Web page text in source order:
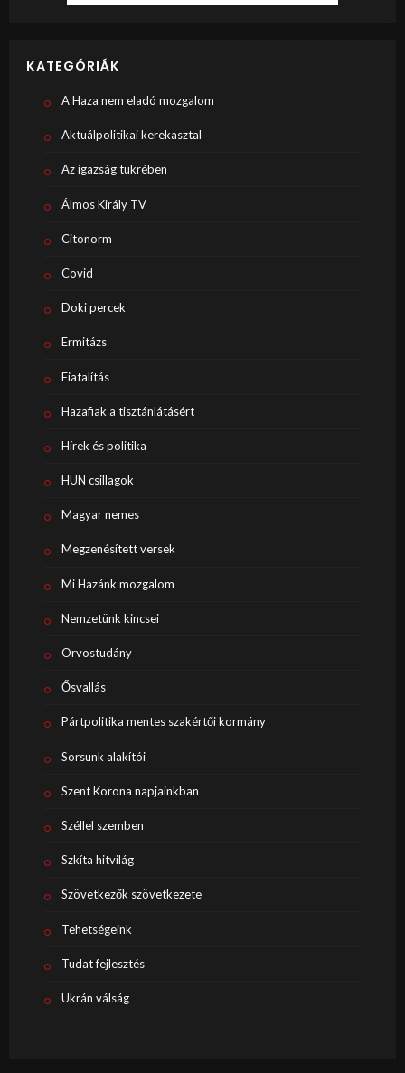
KATEGÓRIÁK
A Haza nem eladó mozgalom
Aktuálpolitikai kerekasztal
Az igazság tükrében
Álmos Király TV
Citonorm
Covid
Doki percek
Ermitázs
Fiatalítás
Hazafiak a tisztánlátásért
Hírek és politika
HUN csillagok
Magyar nemes
Megzenésített versek
Mi Hazánk mozgalom
Nemzetünk kincsei
Orvostudány
Ősvallás
Pártpolitika mentes szakértői kormány
Sorsunk alakítói
Szent Korona napjainkban
Széllel szemben
Szkíta hitvilág
Szövetkezők szövetkezete
Tehetségeink
Tudat fejlesztés
Ukrán válság